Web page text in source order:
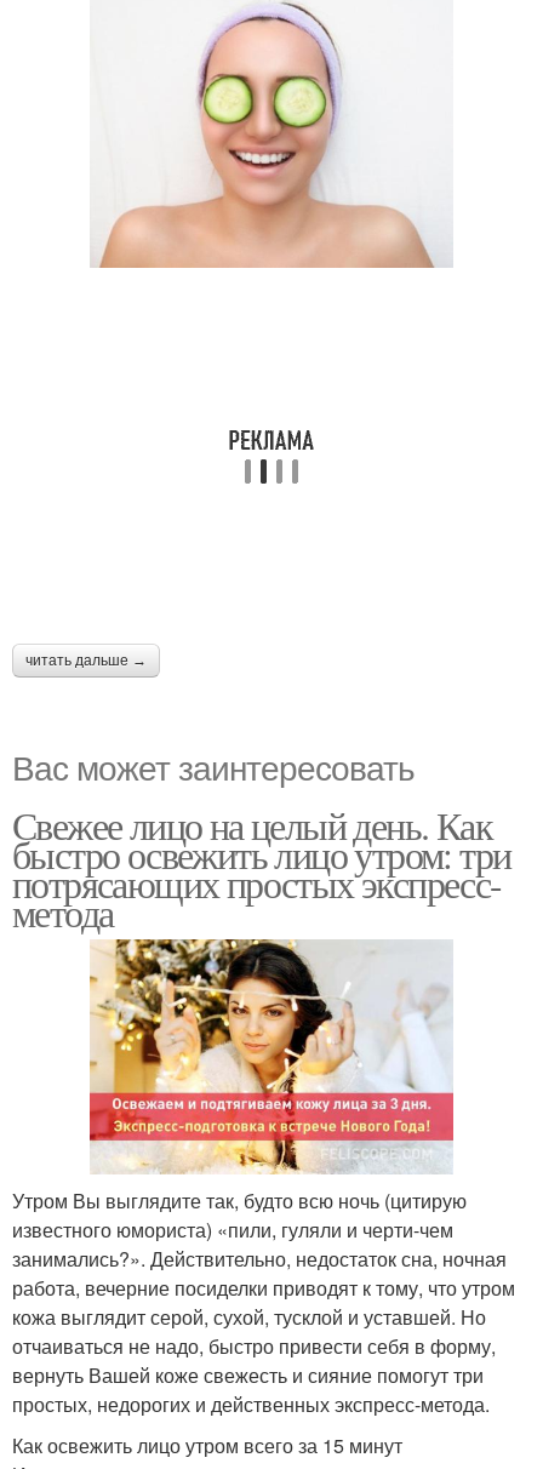
читать дальше →
Вас может заинтересовать
Свежее лицо на целый день. Как
быстро освежить лицо утром: три
потрясающих простых экспресс-
метода
Утром Вы выглядите так, будто всю ночь (цитирую
известного юмориста) «пили, гуляли и черти-чем
занимались?». Действительно, недостаток сна, ночная
работа, вечерние посиделки приводят к тому, что утром
кожа выглядит серой, сухой, тусклой и уставшей. Но
отчаиваться не надо, быстро привести себя в форму,
вернуть Вашей коже свежесть и сияние помогут три
простых, недорогих и действенных экспресс-метода.
Как освежить лицо утром всего за 15 минут